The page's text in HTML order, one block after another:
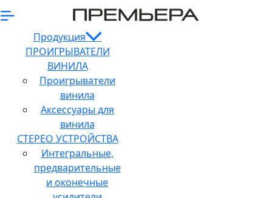
Продукция
ПРОИГРЫВАТЕЛИ
ВИНИЛА
Проигрыватели
винила
Аксессуары для
винила
СТЕРЕО УСТРОЙСТВА
Интегральные,
предварительные
и оконечные